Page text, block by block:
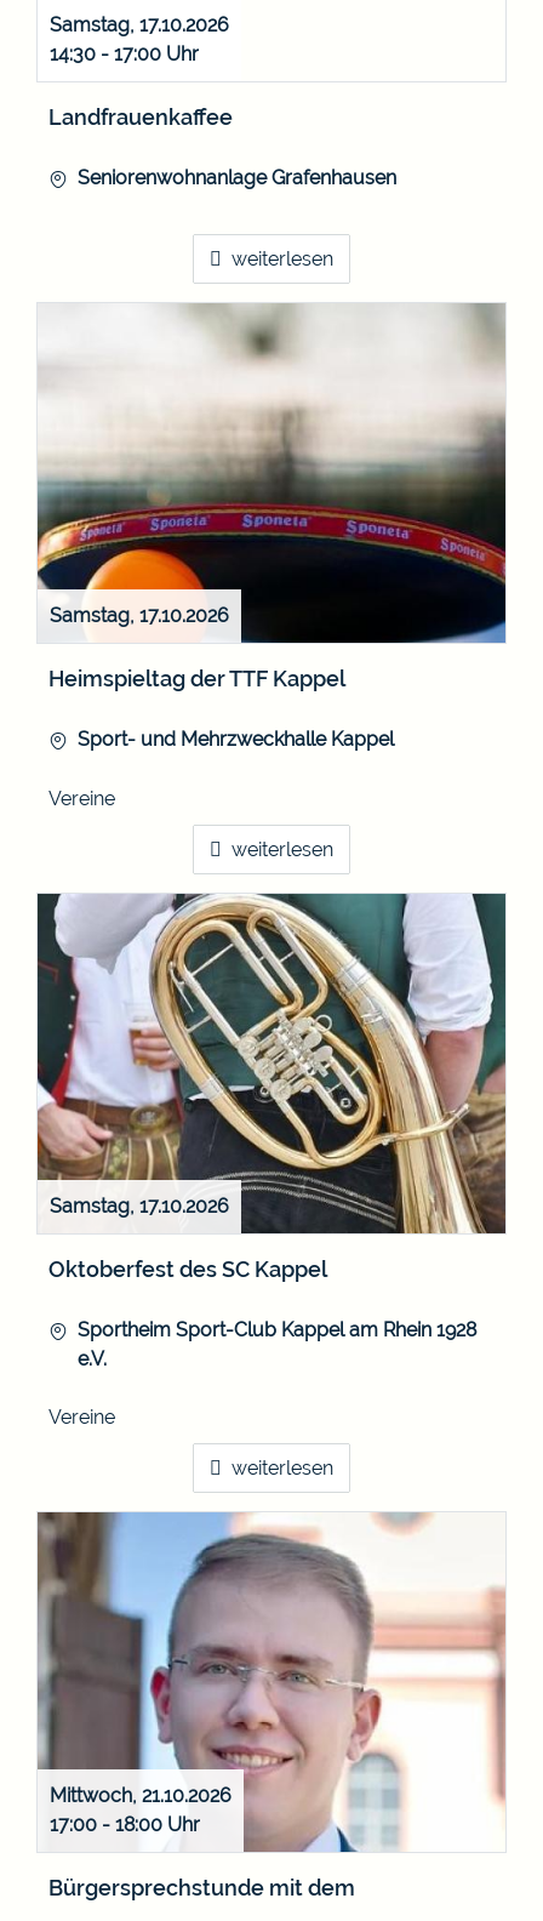
Samstag, 17.10.2026
14:30 - 17:00
Landfrauenkaffee
Seniorenwohnanlage Grafenhausen
weiterlesen
Samstag, 17.10.2026
Heimspieltag der TTF Kappel
Sport- und Mehrzweckhalle Kappel
Vereine
weiterlesen
Samstag, 17.10.2026
Oktoberfest des SC Kappel
Sportheim Sport-Club Kappel am Rhein 1928
e.V.
Vereine
weiterlesen
Mittwoch, 21.10.2026
17:00 - 18:00
Bürgersprechstunde mit dem